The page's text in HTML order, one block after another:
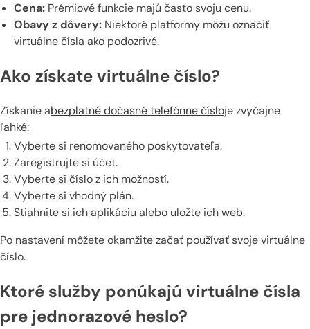
Cena: Prémiové funkcie majú často svoju cenu.
Obavy z dôvery: Niektoré platformy môžu označiť
virtuálne čísla ako podozrivé.
Ako získate virtuálne číslo?
Získanie abezplatné dočasné telefónne čísloje zvyčajne
ľahké:
Vyberte si renomovaného poskytovateľa.
Zaregistrujte si účet.
Vyberte si číslo z ich možností.
Vyberte si vhodný plán.
Stiahnite si ich aplikáciu alebo uložte ich web.
Po nastavení môžete okamžite začať používať svoje virtuálne
číslo.
Ktoré služby ponúkajú virtuálne čísla
pre jednorazové heslo?